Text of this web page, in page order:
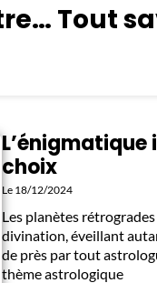
Tout
choix
Le 18/12/2024
Les planètes
divination, éveillant
de près par tout
thème astrologique